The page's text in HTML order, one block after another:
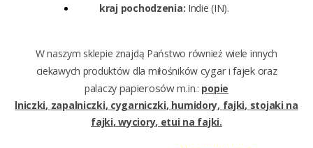
kraj pochodzenia: Indie (IN).
W naszym sklepie znajdą Państwo również wiele innych
ciekawych produktów dla miłośników cygarifajekoraz
palaczy papierosówm.in.: popie
lniczki, zapalniczki, cygarniczki, humidory, fajki, stojaki na
fajki,wyciory, etui na fajki.